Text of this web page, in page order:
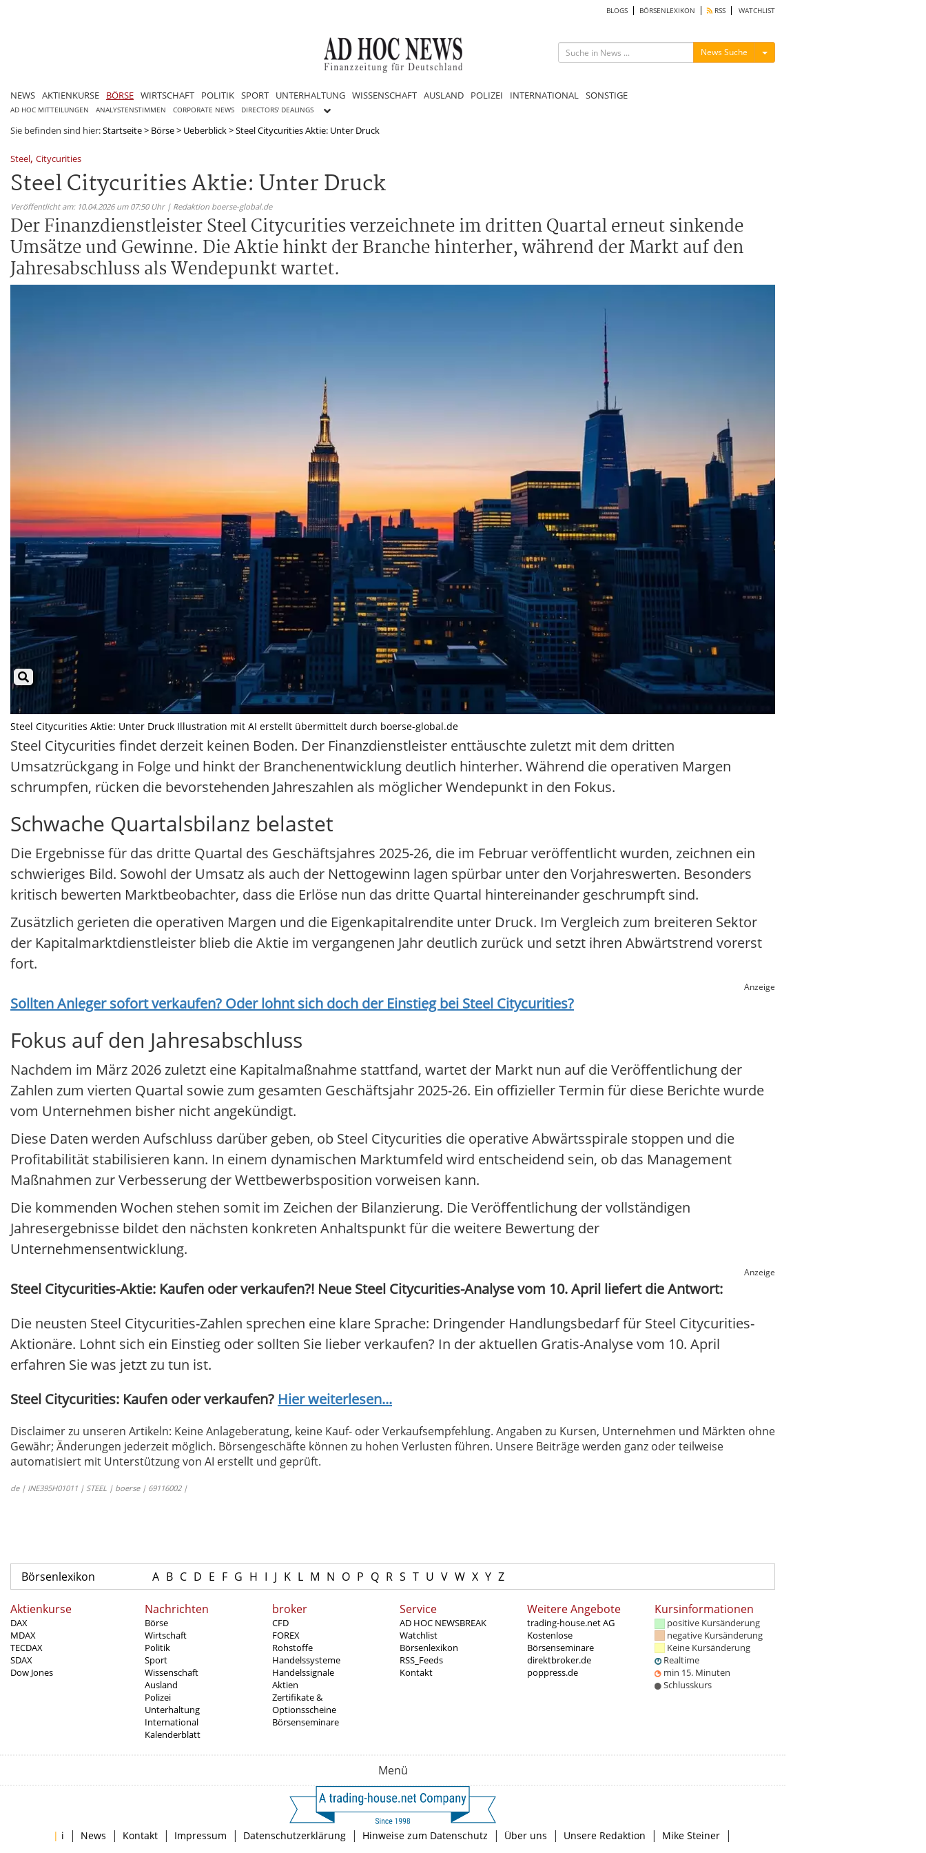
BLOGS BÖRSENLEXIKON RSS WATCHLIST
News Suche Menü ein-/ausblenden
NEWS AKTIENKURSE BÖRSE WIRTSCHAFT POLITIK SPORT UNTERHALTUNG WISSENSCHAFT AUSLAND POLIZEI INTERNATIONAL SONSTIGE
AD HOC MITTEILUNGEN ANALYSTENSTIMMEN CORPORATE NEWS DIRECTORS' DEALINGS
Sie befinden sind hier:Startseite> Börse> Ueberblick>Steel Citycurities Aktie: Unter Druck
Steel, Citycurities
Steel Citycurities Aktie: Unter Druck
Veröffentlicht am: 10.04.2026 um 07:50 Uhr | Redaktion boerse-global.de
Der Finanzdienstleister Steel Citycurities verzeichnete im dritten Quartal erneut sinkende
Umsätze und Gewinne. Die Aktie hinkt der Branche hinterher, während der Markt auf den
Jahresabschluss als Wendepunkt wartet.
Steel Citycurities Aktie: Unter Druck Illustration mit AI erstellt übermittelt durch boerse-global.de
Steel Citycurities findet derzeit keinen Boden. Der Finanzdienstleister enttäuschte zuletzt mit dem dritten
Umsatzrückgang in Folge und hinkt der Branchenentwicklung deutlich hinterher. Während die operativen Margen
schrumpfen, rücken die bevorstehenden Jahreszahlen als möglicher Wendepunkt in den Fokus.
Schwache Quartalsbilanz belastet
Die Ergebnisse für das dritte Quartal des Geschäftsjahres 2025-26, die im Februar veröffentlicht wurden, zeichnen ein
schwieriges Bild. Sowohl der Umsatz als auch der Nettogewinn lagen spürbar unter den Vorjahreswerten. Besonders
kritisch bewerten Marktbeobachter, dass die Erlöse nun das dritte Quartal hintereinander geschrumpft sind.
Zusätzlich gerieten die operativen Margen und die Eigenkapitalrendite unter Druck. Im Vergleich zum breiteren Sektor
der Kapitalmarktdienstleister blieb die Aktie im vergangenen Jahr deutlich zurück und setzt ihren Abwärtstrend vorerst
fort.
Anzeige
Sollten Anleger sofort verkaufen? Oder lohnt sich doch der Einstieg bei Steel Citycurities?
Fokus auf den Jahresabschluss
Nachdem im März 2026 zuletzt eine Kapitalmaßnahme stattfand, wartet der Markt nun auf die Veröffentlichung der
Zahlen zum vierten Quartal sowie zum gesamten Geschäftsjahr 2025-26. Ein offizieller Termin für diese Berichte wurde
vom Unternehmen bisher nicht angekündigt.
Diese Daten werden Aufschluss darüber geben, ob Steel Citycurities die operative Abwärtsspirale stoppen und die
Profitabilität stabilisieren kann. In einem dynamischen Marktumfeld wird entscheidend sein, ob das Management
Maßnahmen zur Verbesserung der Wettbewerbsposition vorweisen kann.
Die kommenden Wochen stehen somit im Zeichen der Bilanzierung. Die Veröffentlichung der vollständigen
Jahresergebnisse bildet den nächsten konkreten Anhaltspunkt für die weitere Bewertung der
Unternehmensentwicklung.
Anzeige
Steel Citycurities-Aktie: Kaufen oder verkaufen?! Neue Steel Citycurities-Analyse vom 10. April liefert die Antwort:
Die neusten Steel Citycurities-Zahlen sprechen eine klare Sprache: Dringender Handlungsbedarf für Steel Citycurities-
Aktionäre. Lohnt sich ein Einstieg oder sollten Sie lieber verkaufen? In der aktuellen Gratis-Analyse vom 10. April
erfahren Sie was jetzt zu tun ist.
Steel Citycurities: Kaufen oder verkaufen? Hier weiterlesen...
Disclaimer zu unseren Artikeln: Keine Anlageberatung, keine Kauf- oder Verkaufsempfehlung. Angaben zu Kursen, Unternehmen und Märkten ohne
Gewähr; Änderungen jederzeit möglich. Börsengeschäfte können zu hohen Verlusten führen. Unsere Beiträge werden ganz oder teilweise
automatisiert mit Unterstützung von AI erstellt und geprüft.
de | INE395H01011 | STEEL | boerse | 69116002 |
Börsenlexikon A B C D E F G H I J K L M N O P Q R S T U V W X Y Z
Aktienkurse
DAX
MDAX
TECDAX
SDAX
Dow Jones
Nachrichten
Börse
Wirtschaft
Politik
Sport
Wissenschaft
Ausland
Polizei
Unterhaltung
International
Kalenderblatt
broker
CFD
FOREX
Rohstoffe
Handelssysteme
Handelssignale
Aktien
Zertifikate &
Optionsscheine
Börsenseminare
Service
AD HOC NEWSBREAK
Watchlist
Börsenlexikon
RSS_Feeds
Kontakt
Weitere Angebote
trading-house.net AG
Kostenlose
Börsenseminare
direktbroker.de
poppress.de
Kursinformationen
positive Kursänderung
negative Kursänderung
Keine Kursänderung
Realtime
min 15. Minuten
Schlusskurs
Menü
| i | News | Kontakt | Impressum | Datenschutzerklärung | Hinweise zum Datenschutz | Über uns | Unsere Redaktion | Mike Steiner |